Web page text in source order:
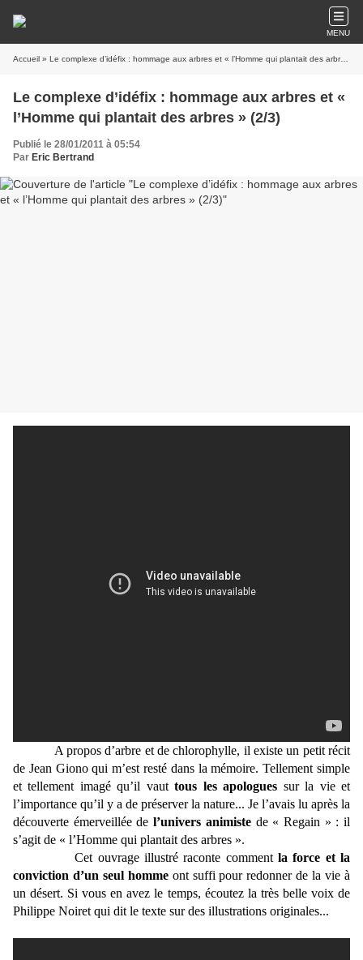
MENU
Accueil » Le complexe d’idéfix : hommage aux arbres et « l’Homme qui plantait des arbres » (2/3)
Le complexe d’idéfix : hommage aux arbres et «
l’Homme qui plantait des arbres » (2/3)
Publié le 28/01/2011 à 05:54
Par Eric Bertrand
A propos d’arbre et de chlorophylle, il existe un petit récit
de Jean Giono qui m’est resté dans la mémoire. Tellement simple
et tellement imagé qu’il vauttous les apologues sur la vie et
l’importance qu’il y a de préserver la nature... Je l’avais lu après la
découverte émerveillée del’univers animistede « Regain » : il
s’agit de « l’Homme qui plantait des arbres ».
Cet ouvrage illustré raconte comment la force et la
conviction d’un seul hommeont suffi pour redonner de la vie à
un désert. Si vous en avez le temps, écoutez la très belle voix de
Philippe Noiret qui dit le texte sur des illustrations originales...